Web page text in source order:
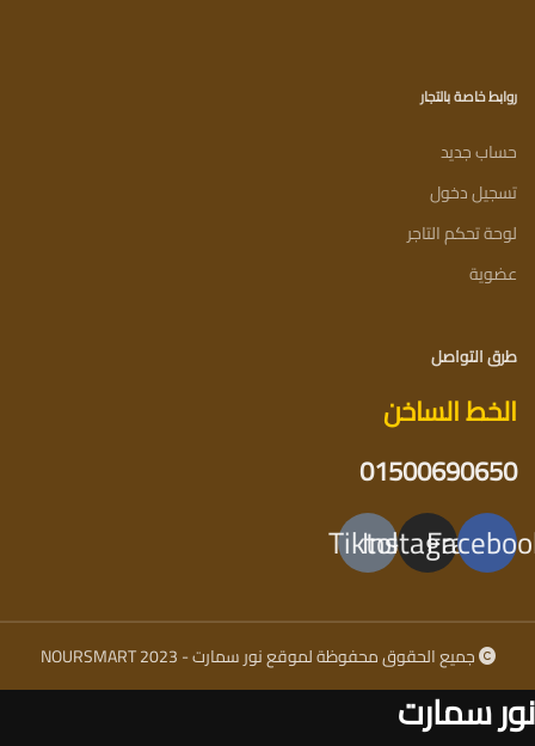
روابط خاصة بالتجار
حساب جديد
تسجيل دخول
لوحة تحكم التاجر
عضوية
طرق التواصل
الخط الساخن
01500690650
Instagram
Tiktok
جميع الحقوق محفوظة لموقع نور سمارت - NOURSMART 2023
نور سمارت